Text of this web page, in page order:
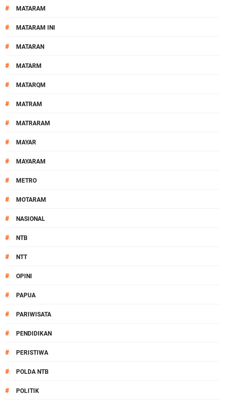
# MATARAM
# MATARAM INI
# MATARAN
# MATARM
# MATARQM
# MATRAM
# MATRARAM
# MAYAR
# MAYARAM
# METRO
# MOTARAM
# NASIONAL
# NTB
# NTT
# OPINI
# PAPUA
# PARIWISATA
# PENDIDIKAN
# PERISTIWA
# POLDA NTB
# POLITIK